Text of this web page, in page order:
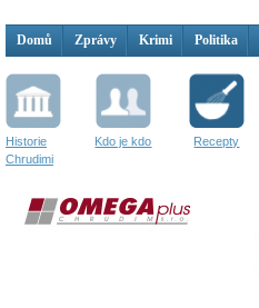
Domů Zprávy Krimi Politika
Historie
Chrudimi
Kdo je kdo Recepty